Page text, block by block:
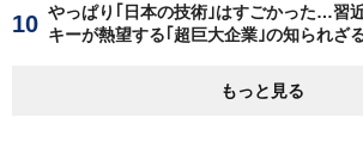
やっぱり｢日本の技術｣はすごかった…習
キーが熱望する｢超巨大企業｣の知られざ
もっと見る